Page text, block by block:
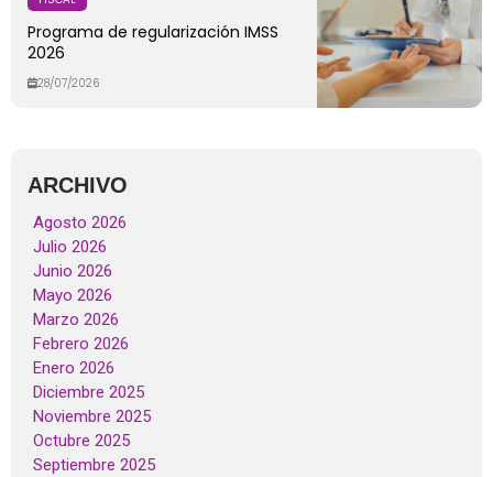
Programa de regularización IMSS
2026
28/07/2026
ARCHIVO
Agosto 2026
Julio 2026
Junio 2026
Mayo 2026
Marzo 2026
Febrero 2026
Enero 2026
Diciembre 2025
Noviembre 2025
Octubre 2025
Septiembre 2025